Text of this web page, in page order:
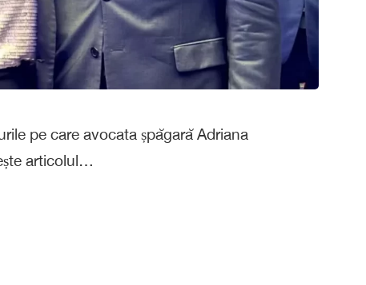
pe care avocata șpăgară Adriana
articolul…